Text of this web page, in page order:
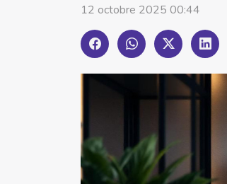
12 octobre 2025 00:44